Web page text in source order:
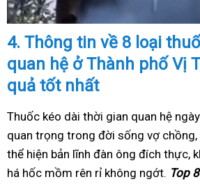
4. Thông tin về 8 loại
quan hệ ở Thành phố Vị
quả tốt nhất
Thuốc kéo dài thời gian quan hệ
quan trọng trong đời sống vợ chồng,
thể hiện bản lĩnh đàn ông đích thực,
há hốc mồm rên rỉ không ngớt. Top